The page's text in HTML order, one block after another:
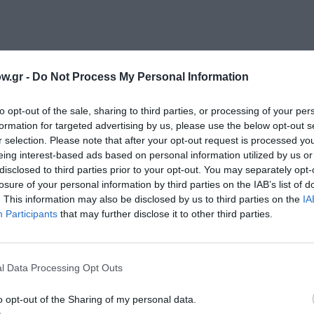
- Do Not Process My Personal Information
opt-out of the sale, sharing to third parties, or processing of your
for targeted advertising by us, please use the below opt-out
selection. Please note that after your opt-out request is processed
interest-based ads based on personal information utilized by us
to third parties prior to your opt-out. You may separately
of your personal information by third parties on the IAB’s list of
This information may also be disclosed by us to third parties on the
Participants that may further disclose it to other third parties.
Data Processing Opt Outs
opt-out of the Sharing of my personal data.
στοCulturenow.gr